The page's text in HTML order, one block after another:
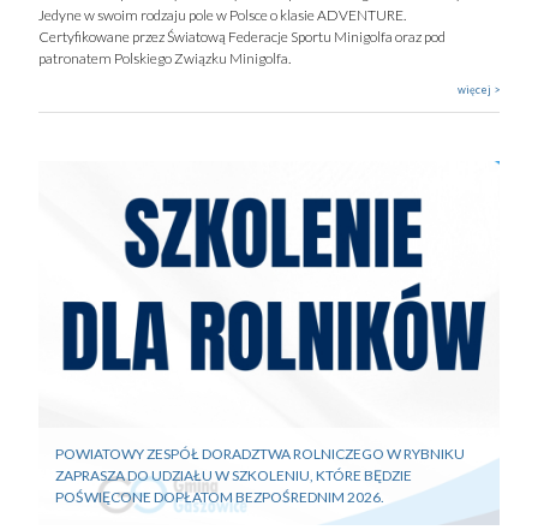
Jedyne w swoim rodzaju pole w Polsce o klasie ADVENTURE.
Certyfikowane przez Światową Federacje Sportu Minigolfa oraz pod
patronatem Polskiego Związku Minigolfa.
więcej >
POWIATOWY ZESPÓŁ DORADZTWA ROLNICZEGO W RYBNIKU
ZAPRASZA DO UDZIAŁU W SZKOLENIU, KTÓRE BĘDZIE
POŚWIĘCONE DOPŁATOM BEZPOŚREDNIM 2026.